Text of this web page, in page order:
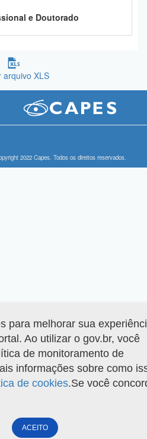
e Doutorado
arquivo XLS
2022 Capes. Todos os direitos reservados.
para melhorar sua
Ao utilizar o gov.br, você
de monitoramento de
informações sobre como
de cookies.Se você
ACEITO